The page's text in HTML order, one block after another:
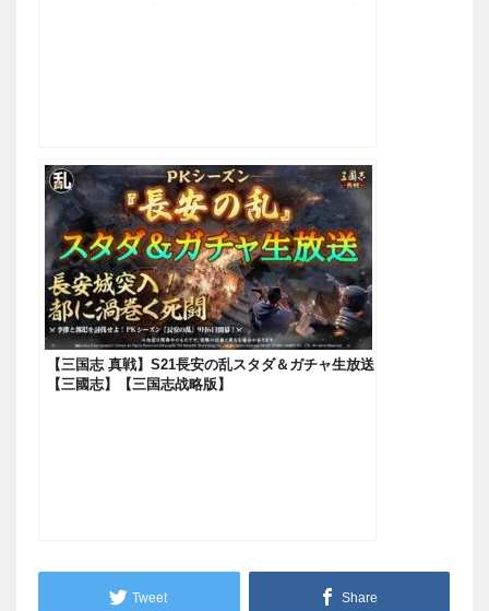
【三国志 真戦】S21長安の乱スタダ＆ガチャ生放送
【三國志】【三国志战略版】
Tweet Share